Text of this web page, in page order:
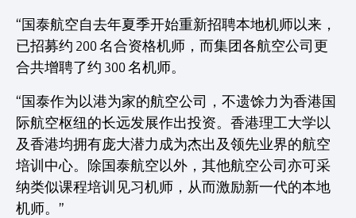
“国泰航空自去年夏季开始重新招聘本地机师以来，
已招募约 200 名合资格机师，而集团各航空公司更
合共增聘了约 300 名机师。
“国泰作为以港为家的航空公司，不遗馀力为香港国
际航空枢纽的长远发展作出投资。香港理工大学以
及香港均拥有庞大潜力成为杰出及领先业界的航空
培训中心。除国泰航空以外，其他航空公司亦可采
纳类似课程培训见习机师，从而激励新一代的本地
机师。”